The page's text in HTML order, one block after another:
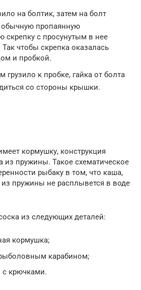
на болтик, затем на болт
пропаянную
скрепку с просунутым в нее
чтобы скрепка оказалась
и пробкой.
грузило к пробке, гайка от болта
со стороны крышки.
кормушку, конструкция
из пружины. Такое схематическое
рыбаку в том, что каша,
из пружины не расплывется в воде
из следующих деталей:
кормушка;
карабином;
с крючками.